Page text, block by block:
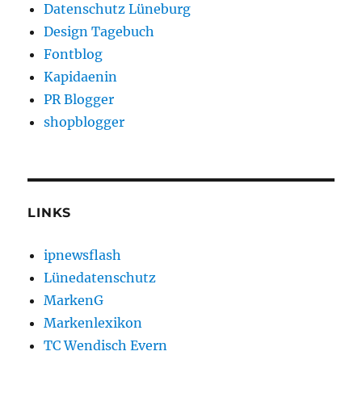
Datenschutz Lüneburg
Design Tagebuch
Fontblog
Kapidaenin
PR Blogger
shopblogger
LINKS
ipnewsflash
Lünedatenschutz
MarkenG
Markenlexikon
TC Wendisch Evern